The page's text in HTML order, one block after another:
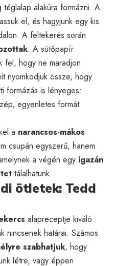
alakúra formázni. A
el, és hagyjunk egy kis
A feltekerés során
. A sütőpapír
fel, hogy ne maradjon
nyomkodjuk össze, hogy
formázás is lényeges:
egyenletes formát
a narancsos-mákos
csupán egyszerű, hanem
a végén egy igazán
tálalhatunk.
ötletek: Tedd
alapreceptje kiváló
nincsenek határai. Számos
szabhatjuk, hogy
létre, vagy éppen